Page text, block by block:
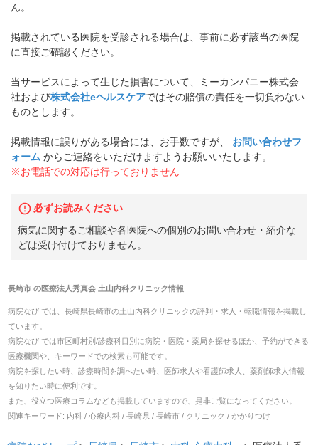
ん。
掲載されている医院を受診される場合は、事前に必ず該当の医院
に直接ご確認ください。
当サービスによって生じた損害について、ミーカンパニー株式会
社および株式会社eヘルスケアではその賠償の責任を一切負わない
ものとします。
掲載情報に誤りがある場合には、お手数ですが、
お問い合わせフ
ォーム からご連絡をいただけますようお願いいたします。
※お電話での対応は行っておりません
必ずお読みください
病気に関するご相談や各医院への個別のお問い合わせ・紹介な
どは受け付けておりません。
長崎市の医療法人秀真会 土山内科クリニック情報
病院なび では、 長崎県長崎市の土山内科クリニックの評判・求人・転職情報を掲載し
ています。
病院なび では市区町村別/診療科目別に病院・医院・薬局を探せるほか、予約ができる
医療機関や、キーワードでの検索も可能です。
病院を探したい時、診療時間を調べたい時、医師求人や看護師求人、薬剤師求人情報
を知りたい時に便利です。
また、役立つ医療コラムなども掲載していますので、是非ご覧になってください。
関連キーワード: 内科 / 心療内科 / 長崎県 / 長崎市 / クリニック / かかりつけ